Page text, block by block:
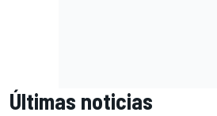
Últimas noticias